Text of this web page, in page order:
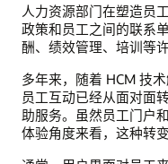
人力资源部门在塑造员
政策和员工之间的联系
酬、绩效管理、培训等
多年来，随着 HCM 技
员工互动已经从面对面
助服务。虽然员工门户
体验角度来看，这种转